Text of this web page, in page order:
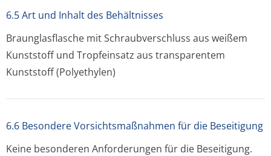
6.5 Art und Inhalt des Behältnisses
Braunglasflasche mit Schraubverschluss aus weißem
Kunststoff und Tropfeinsatz aus transparentem
Kunststoff (Polyethylen)
6.6 Besondere Vorsichtsmaßnahmen für die Beseitigung
Keine besonderen Anforderungen für die Beseitigung.